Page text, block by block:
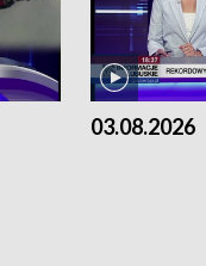
03.08.2026